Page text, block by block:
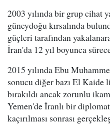
2003 yılında bir grup cihat
güneydoğu kırsalında
güçleri tarafından
İran'da 12 yıl boyunca
2015 yılında Ebu
sonucu diğer bazı El
bırakıldı ancak zorunlu
Yemen'de İranlı bir
kaçırılması sonrası